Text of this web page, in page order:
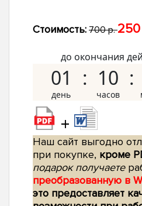
Стоимость: 700 р.
до окончания
01 10
+
Наш сайт выгодно
при покупке, кроме
подарок получаете
преобразованную в
это предоставляет